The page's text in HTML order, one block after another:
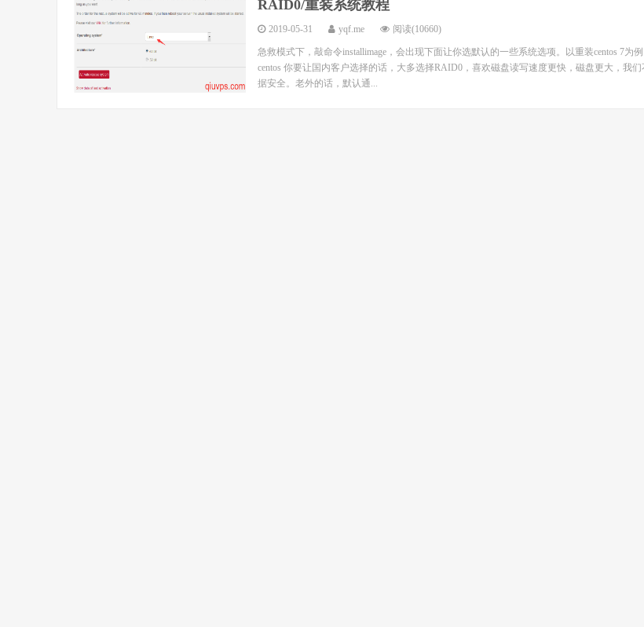
RAID0/重装系统教程
2019-05-31 yqf.me 阅读(10660)
急救模式下，敲命令installimage，会出现下面让你选默认的一些系统选项。以重装centos 7为
centos 你要让国内客户选择的话，大多选择RAID0，喜欢磁盘读写速度更快，磁盘更大，我们
据安全。老外的话，默认通...